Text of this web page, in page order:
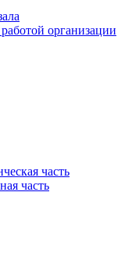
организации
часть
часть